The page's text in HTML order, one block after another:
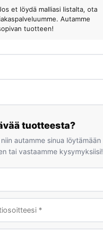
et löydä malliasi listalta, ota
Autamme
tuotteen!
tuotteesta?
autamme sinua löytämään
tai vastaamme kysymyksiisi!